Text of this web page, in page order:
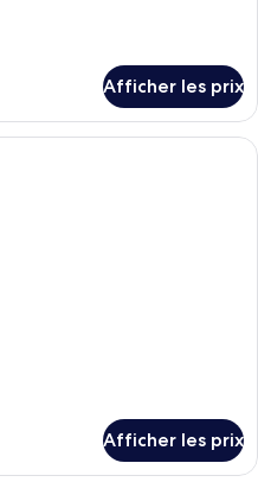
Afficher les prix
Une chambre moderne avec un lit,
Afficher les prix